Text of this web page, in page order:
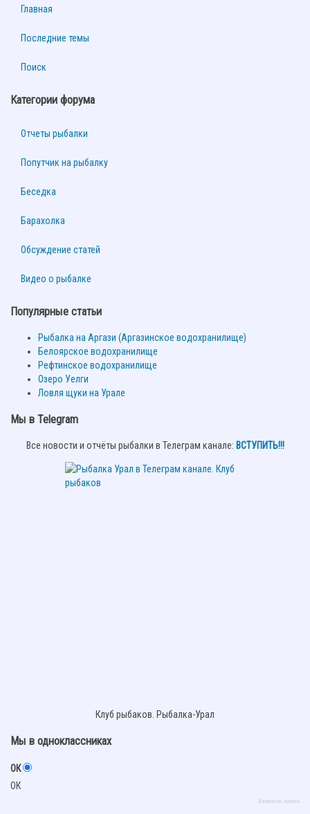
Главная
Последние темы
Поиск
Категории форума
Отчеты рыбалки
Попутчик на рыбалку
Беседка
Барахолка
Обсуждение статей
Видео о рыбалке
Популярные статьи
Рыбалка на Аргази (Аргазинское водохранилище)
Белоярское водохранилище
Рефтинское водохранилище
Озеро Уелги
Ловля щуки на Урале
Мы в Telegram
Все новости и отчёты рыбалки в Телеграм канале: ВСТУПИТЬ!!!
Клуб рыбаков. Рыбалка-Урал
Мы в одноклассниках
ОК
ОК
Extension Joomla